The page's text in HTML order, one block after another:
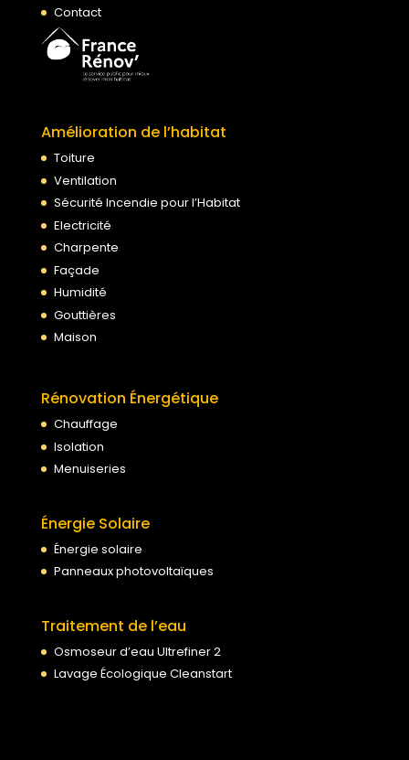
Contact
Amélioration de l’habitat
Toiture
Ventilation
Sécurité Incendie pour l’Habitat
Electricité
Charpente
Façade
Humidité
Gouttières
Maison
Rénovation Énergétique
Chauffage
Isolation
Menuiseries
Énergie Solaire
Énergie solaire
Panneaux photovoltaïques
Traitement de l’eau
Osmoseur d’eau Ultrefiner 2
Lavage Écologique Cleanstart